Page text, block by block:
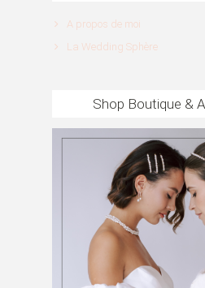
A propos de moi
La Wedding Sphère
Shop Boutique &